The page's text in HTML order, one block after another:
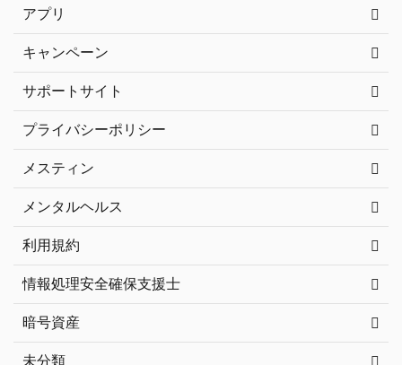
アプリ
キャンペーン
サポートサイト
プライバシーポリシー
メスティン
メンタルヘルス
利用規約
情報処理安全確保支援士
暗号資産
未分類